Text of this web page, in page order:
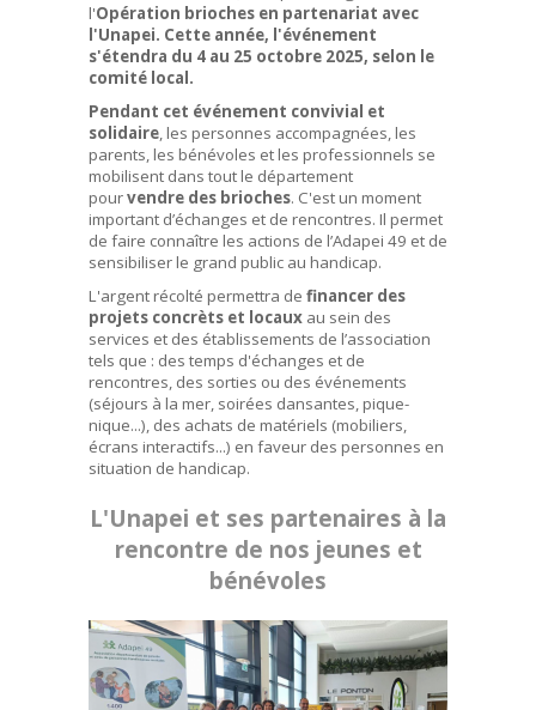
l'Opération brioches en partenariat avec
l'Unapei. Cette année, l'événement
s'étendra du 4 au 25 octobre 2025, selon le
comité local.
Pendant cet événement convivial et
solidaire, les personnes accompagnées, les
parents, les bénévoles et les professionnels se
mobilisent dans tout le département
pourvendre des brioches. C'est un moment
important d’échanges et de rencontres. Il permet
de faire connaître les actions de l’Adapei 49 et de
sensibiliser le grand public au handicap.
L'argent récolté permettra de financer des
projets concrèts et locaux au sein des
services et des établissements de l’association
tels que : des temps d'échanges et de
rencontres, des sorties ou des événements
(séjours à la mer, soirées dansantes, pique-
nique...), des achats de matériels (mobiliers,
écrans interactifs...) en faveur des personnes en
situation de handicap.
L'Unapei et ses partenaires à la
rencontre de nos jeunes et
bénévoles